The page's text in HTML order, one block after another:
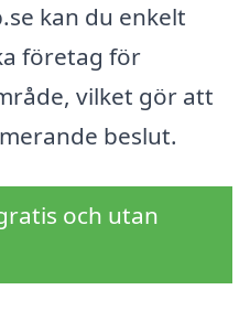
kan du enkelt
företag för
vilket gör att
beslut.
och utan